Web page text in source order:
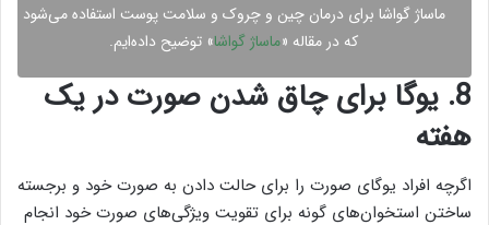
ماساژ گواشا برای درمان چین و چروک و سلامت پوست استفاده می‌شود
که در مقاله «ماساژ گواشا» توضیح داده‌ایم.
8. یوگا برای چاق شدن صورت در یک
هفته
اگرچه افراد یوگای صورت را برای حالت دادن به صورت خود و برجسته
ساختن استخوان‌های گونه برای تقویت ویژگی‌های صورت خود انجام